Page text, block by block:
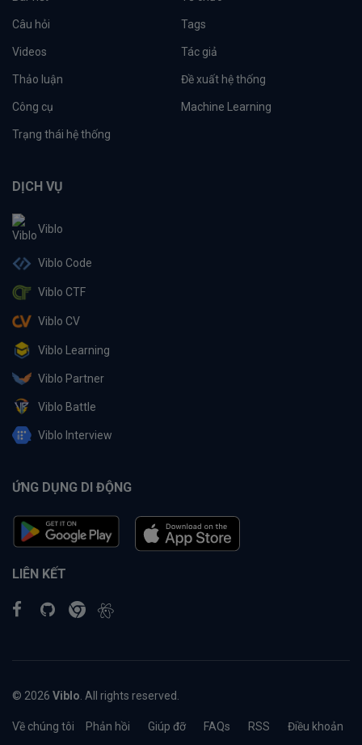
Câu hỏi Tags
Videos Tác giả
Thảo luận Đề xuất hệ thống
Công cụ Machine Learning
Trạng thái hệ thống
DỊCH VỤ
Viblo
Viblo Code
Viblo CTF
Viblo CV
Viblo Learning
Viblo Partner
Viblo Battle
Viblo Interview
ỨNG DỤNG DI ĐỘNG
LIÊN KẾT
© 2026 Viblo . All rights reserved.
Về chúng tôi Phản hồi Giúp đỡ FAQs RSS Điều khoản